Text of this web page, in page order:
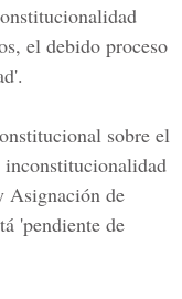
el debido proceso
sobre el
inconstitucionalidad
Asignación de
'pendiente de